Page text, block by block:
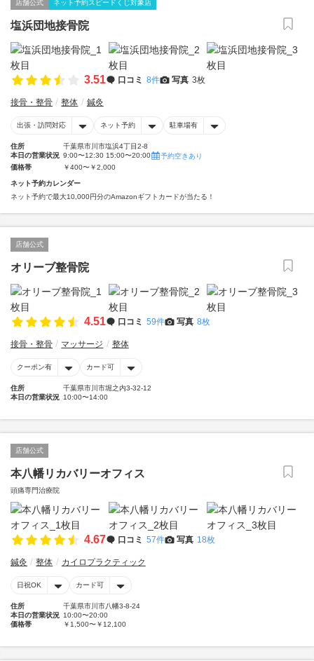
店舗公式 ネット予約スピードくじ対象店
塩浜団地接骨院
3.51 口コミ 8件 写真 3枚
接骨・整骨 整体 鍼灸
出張・訪問対応 ネット予約 駐車場有
住所
千葉県市川市塩浜4丁目2-8
本日の営業状況 9:00〜12:30 15:00〜20:00
予約空きあり
価格帯
￥400〜￥2,000
ネット予約カレンダー
ネット予約で最大10,000円分のAmazonギフトカードが当たる！
店舗公式
オリーブ整骨院
4.51 口コミ 59件 写真 8枚
接骨・整骨 マッサージ 整体
クーポン有 カード可
住所
千葉県市川市堀之内3-32-12
本日の営業状況 10:00〜14:00
店舗公式
本八幡リカバリーオフィス
頭痛専門治療院
4.67 口コミ 57件 写真 18枚
鍼灸 整体 カイロプラクティック
日祝OK カード可
住所
千葉県市川市八幡3-8-24
本日の営業状況 10:00〜20:00
価格帯
￥1,500〜￥12,100